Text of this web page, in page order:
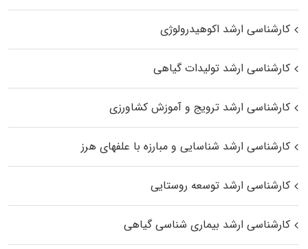
کارشناسی ارشد اکوهیدرولوژی
کارشناسی ارشد تولیدات گیاهی
کارشناسی ارشد ترویج و آموزش کشاورزی
کارشناسی ارشد شناسایی و مبارزه با علفهای هرز
کارشناسی ارشد توسعه روستایی
کارشناسی ارشد بیماری‌ شناسی گیاهی